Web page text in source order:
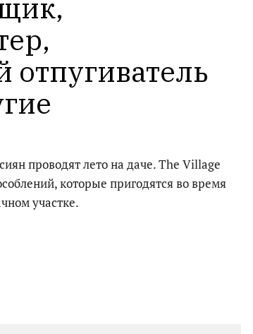
проводят лето на даче. The Village
которые пригодятся во время
участке.